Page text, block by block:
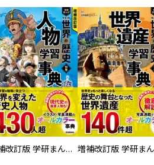
増補改訂版 学研まんが NEW世界の歴史 別巻 人物学習事典